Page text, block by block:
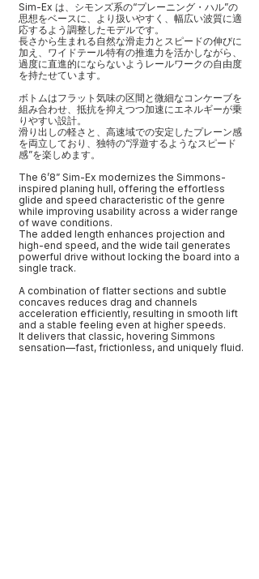
Sim-Ex は、シモンズ系の“プレーニング・ハル”の
思想をベースに、より扱いやすく、幅広い波質に適
応するよう調整したモデルです。
長さから生まれる自然な滑走力とスピードの伸びに
加え、ワイドテール特有の推進力を活かしながら、
過度に直進的にならないようレールワークの自由度
を持たせています。
ボトムはフラット気味の区間と微細なコンケーブを
組み合わせ、抵抗を抑えつつ加速にエネルギーが乗
りやすい設計。
滑り出しの軽さと、高速域での安定したプレーン感
を両立しており、独特の“浮遊するようなスピード
感”を楽しめます。
The 6’8” Sim-Ex modernizes the Simmons-
inspired planing hull, offering the effortless
glide and speed characteristic of the genre
while improving usability across a wider range
of wave conditions.
The added length enhances projection and
high-end speed, and the wide tail generates
powerful drive without locking the board into a
single track.
A combination of flatter sections and subtle
concaves reduces drag and channels
acceleration efficiently, resulting in smooth lift
and a stable feeling even at higher speeds.
It delivers that classic, hovering Simmons
sensation—fast, frictionless, and uniquely fluid.